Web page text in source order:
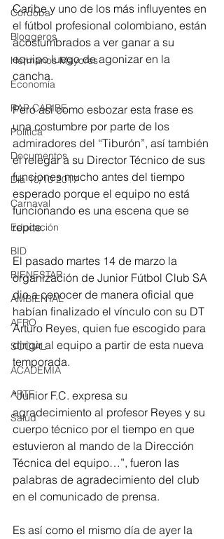
Córdoba
Bloggeros
Hermanos Mayores
Economía
RAP CARIBE
Política
Documentos
Día 10/10 2017
Carnaval
Educación
BID
BIENESTAR
AMBIENTAL
AFRO
SOCIAL
ACADEMIA
ARTE
Salud
Caribe y uno de los más influyentes en
el fútbol profesional colombiano, están
acostumbrados a ver ganar a su
equipo luego de agonizar en la
cancha.
Pero así como esbozar esta frase es
una costumbre por parte de los
admiradores del “Tiburón”, así también
el relegar a su Director Técnico de sus
funciones mucho antes del tiempo
esperado porque el equipo no está
funcionando es una escena que se
repite.
El pasado martes 14 de marzo la
organización de Junior Fútbol Club SA
dio a conocer de manera oficial que
habían finalizado el vínculo con su DT
Arturo Reyes, quien fue escogido para
dirigir al equipo a partir de esta nueva
temporada.
“Junior F.C. expresa su
agradecimiento al profesor Reyes y su
cuerpo técnico por el tiempo en que
estuvieron al mando de la Dirección
Técnica del equipo…”, fueron las
palabras de agradecimiento del club
en el comunicado de prensa.
Es así como el mismo día de ayer la